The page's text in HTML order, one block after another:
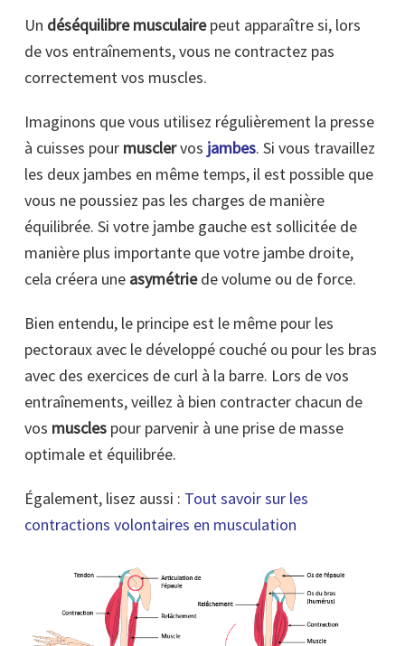
Un déséquilibre musculairepeut apparaître si, lors
de vos entraînements, vous ne contractez pas
correctement vos muscles.
Imaginons que vous utilisez régulièrement la presse
à cuisses pour musclervos jambes. Si vous travaillez
les deux jambes en même temps, il est possible que
vous ne poussiez pas les charges de manière
équilibrée. Si votre jambe gauche est sollicitée de
manière plus importante que votre jambe droite,
cela créera une asymétriede volume ou de force.
Bien entendu, le principe est le même pour les
pectoraux avec le développé couché ou pour les bras
avec des exercices de curl à la barre. Lors de vos
entraînements, veillez à bien contracter chacun de
vos muscles pour parvenir à une prise de masse
optimale et équilibrée.
Également, lisez aussi : Tout savoir sur les
contractions volontaires en musculation